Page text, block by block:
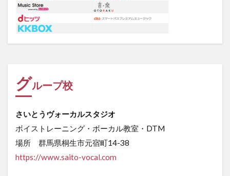
グループ校
さいとうヴォーカルスタジオ
ボイストレーニング・ボーカル教室・DTM
場所 群馬県桐生市元宿町14-38
https://www.saito-vocal.com